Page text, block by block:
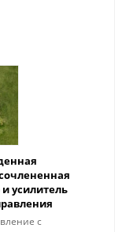
и усилитель
с